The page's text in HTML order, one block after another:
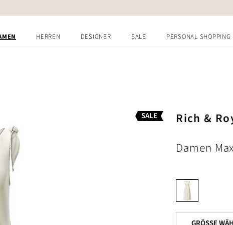
HERREN DESIGNER SALE PERSONAL SHOPPING
SALE
Rich &
Damen